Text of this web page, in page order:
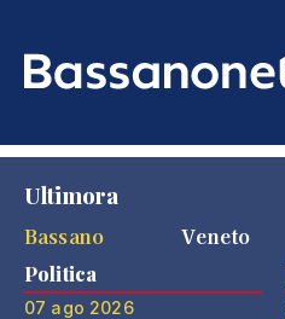
Ultimora
Bassano
Veneto
Politica
07 ago 2026